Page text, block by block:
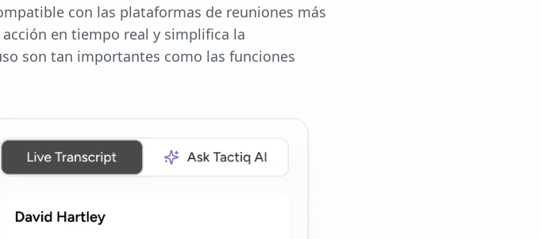
con las plataformas de reuniones más
en tiempo real y simplifica la
son tan importantes como las funciones